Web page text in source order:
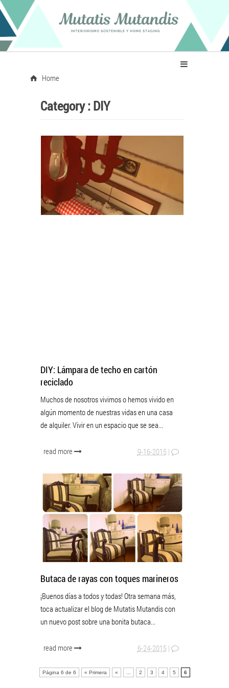
Home
Category :DIY
DIY: Lámpara de techo en cartón
reciclado
Muchos de nosotros vivimos o hemos vivido en
algún momento de nuestras vidas en una casa
de alquiler. Vivir en un espacio que se sea...
read more 9-16-2015 |
Butaca de rayas con toques marineros
¡Buenos días a todos y todas! Otra semana más,
toca actualizar el blog de Mutatis Mutandis con
un nuevo post sobre una bonita butaca...
read more 6-24-2015 |
Página 6 de 6 « Primera « 2 3 4 5 6